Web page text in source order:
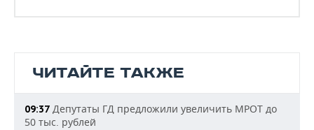
ЧИТАЙТЕ ТАКЖЕ
09:37 Депутаты ГД предложили увеличить МРОТ до
50 тыс. рублей